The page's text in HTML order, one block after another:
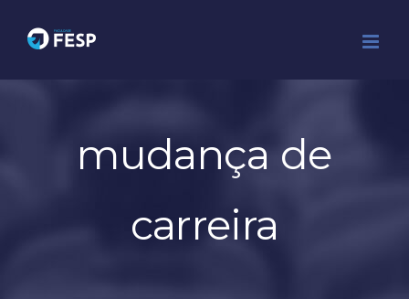
para
conteúdo
mudança de
carreira